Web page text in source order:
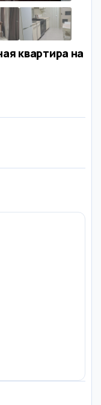
квартира на